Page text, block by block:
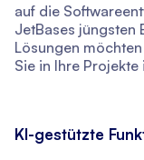
auf die
JetBases jüngsten
Lösungen
Sie in Ihre
KI-gestützte